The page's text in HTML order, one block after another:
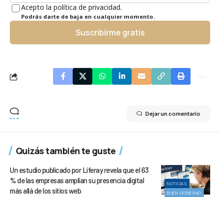
Acepto la política de privacidad.
Podrás darte de baja en cualquier momento.
Suscribirme gratis
Dejar un comentario
Quizás también te guste
NOTICIAS
BUEN GOBIERNO
Un estudio publicado por Liferay revela que el 63
% de las empresas amplían su presencia digital
más allá de los sitios web